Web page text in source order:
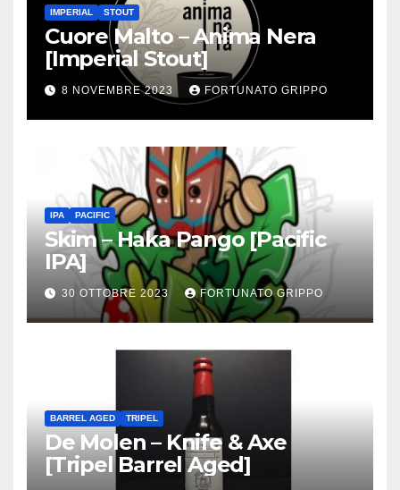
IMPERIAL STOUT
Cuore Malto – Anima Nera
[Imperial Stout]
8 NOVEMBRE 2023 FORTUNATO GRIPPO
IPA PACIFIC
Skim – Haka Pango [Pacific
IPA]
30 OTTOBRE 2023 FORTUNATO GRIPPO
BARREL AGED TRIPEL
De Molen – Knife & Axe
[Tripel Barrel Aged]